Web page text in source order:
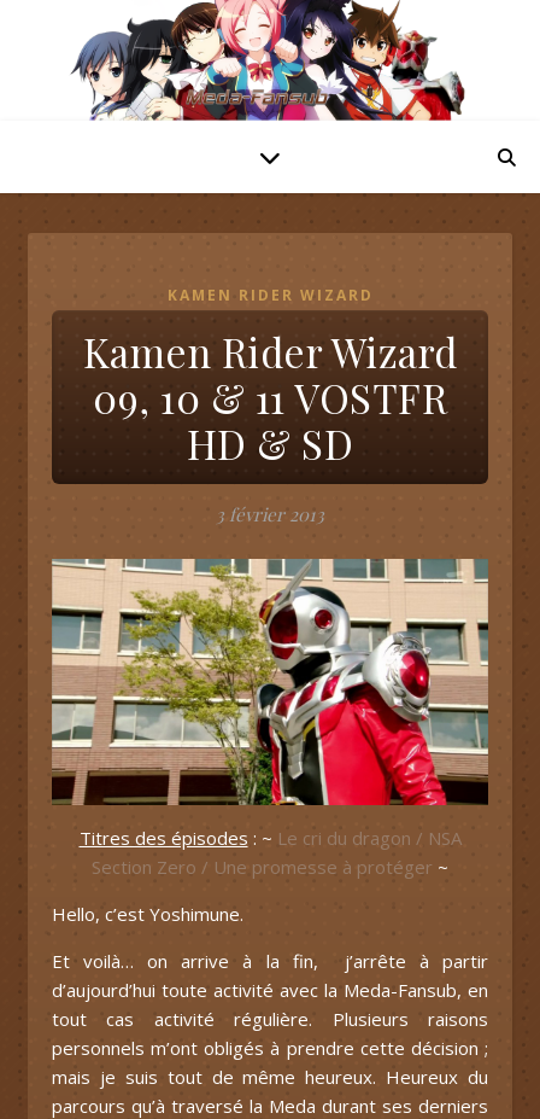
KAMEN RIDER WIZARD
Kamen Rider Wizard
09, 10 & 11 VOSTFR
HD & SD
3 février 2013
Titres des épisodes : ~ Le cri du dragon / NSA
Section Zero / Une promesse à protéger ~
Hello, c’est Yoshimune.
Et voilà… on arrive à la fin, j’arrête à partir
d’aujourd’hui toute activité avec la Meda-Fansub, en
tout cas activité régulière. Plusieurs raisons
personnels m’ont obligés à prendre cette décision ;
mais je suis tout de même heureux. Heureux du
parcours qu’à traversé la Meda durant ses derniers